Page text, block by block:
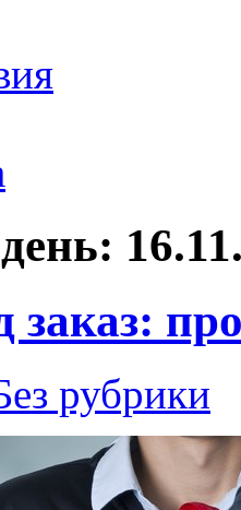
рубрики